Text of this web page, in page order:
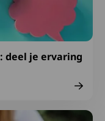
deel je ervaring
op vakantie: neem